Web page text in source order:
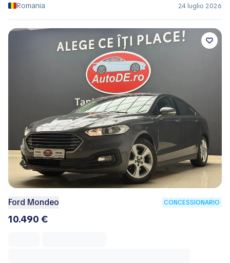
Romania 24 luglio 2026
Ford Mondeo CONCESSIONARIO
10.490 €